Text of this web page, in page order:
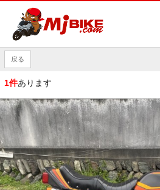
戻る
1件あります